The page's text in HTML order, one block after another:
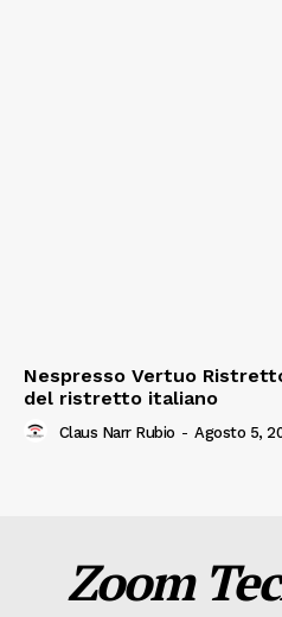
Nespresso Vertuo
del ristretto italiano
Claus Narr Rubio - Agosto 5,
Zoom